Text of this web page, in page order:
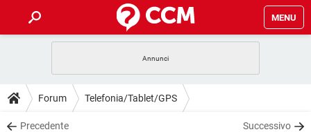
MENU
INTRATTENIMENTO ANDROID
iOS
GUIDE
COVID-19 GAMING
DOWNLOAD
Forum Telefonia/Tablet/GPS
Precedente Successivo